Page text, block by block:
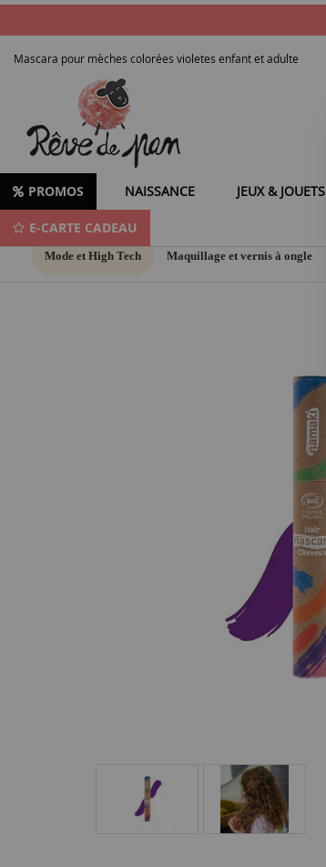
Mascara pour mèches colorées violetes enfant et adulte
PROMOS NAISSANCE JEUX & JOUETS
E-CARTE CADEAU
Mode et High Tech Maquillage et vernis à ongle